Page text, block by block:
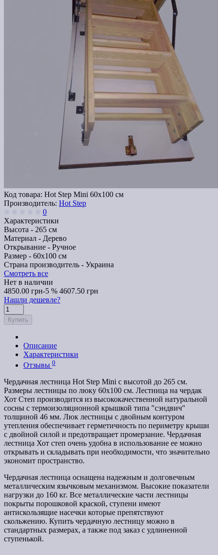
Код товара: Hot Step Mini 60х100 см
Производитель: Hot Step
0
Характеристики
Высота - 265 см
Материал - Дерево
Открывание - Ручное
Размер - 60х100 см
Страна производитель - Украина
Смотреть все
Нет в наличии
4850.00 грн-5 % 4607.50 грн
Нашли дешевле?
Купить
Описание
Характеристики
Отзывы 0
Чердачная лестница Hot Step Mini с высотой до 265 см.
Размеры лестницы по люку 60х100 см. Лестница на чердак
Хот Степ производится из высококачественной натуральной
сосны с термоизоляционной крышкой типа "сэндвич"
толщиной 46 мм. Люк лестницы с двойным контуром
утепления обеспечивает герметичность по периметру крыши
с двойной силой и предотвращает промерзание. Чердачная
лестница Хот степ очень удобна в использование ее можно
открывать и складывать при необходимости, что значительно
экономит пространство.
Чердачная лестница оснащена надежным и долговечным
металлическим язычковым механизмом. Высокие показатели
нагрузки до 160 кг. Все металлические части лестницы
покрыты порошковой краской, ступени имеют
антискользящие насечки которые препятствуют
скольжению. Купить чердачную лестницу можно в
стандартных размерах, а также под заказ с удлиненной
ступенькой.